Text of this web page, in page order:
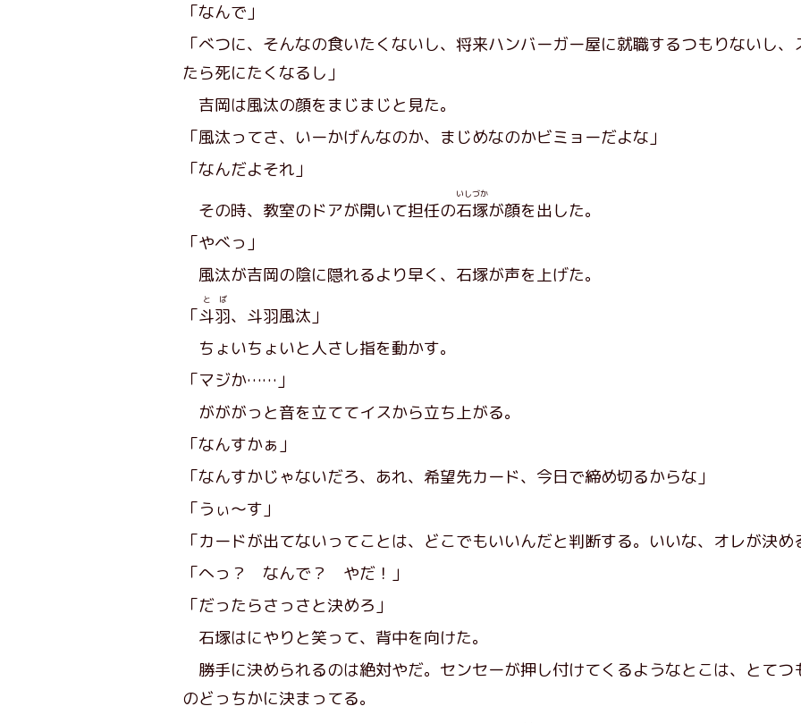
「なんで」
「べつに、そんなの食いたくないし、将来ハンバーガー屋に就職するつもりないし
たら死にたくなるし」
吉岡は風汰の顔をまじまじと見た。
「風汰ってさ、いーかげんなのか、まじめなのかビミョーだよな」
「なんだよそれ」
その時、教室のドアが開いて担任の石塚
いしづか
が顔を出した。
「やべっ」
風汰が吉岡の陰に隠れるより早く、石塚が声を上げた。
「斗羽
とば
、斗羽風汰」
ちょいちょいと人さし指を動かす。
「マジか……」
がががっと音を立ててイスから立ち上がる。
「なんすかぁ」
「なんすかじゃないだろ、あれ、希望先カード、今日で締め切るからな」
「うぃ～す」
「カードが出てないってことは、どこでもいいんだと判断する。いいな、オレが決め
「へっ？ なんで？ やだ！」
「だったらさっさと決めろ」
石塚はにやりと笑って、背中を向けた。
勝手に決められるのは絶対やだ。センセーが押し付けてくるようなとこは、とて
のどっちかに決まってる。